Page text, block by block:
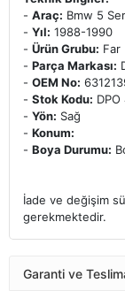
- Araç: Bmw 5
- Yıl: 1988-1990
- Ürün Grubu: Far
- Parça Markası:
- OEM No:
- Stok Kodu: DPO
- Yön: Sağ
- Konum:
- Boya Durumu:
İade ve değişim
gerekmektedir.
Garanti ve